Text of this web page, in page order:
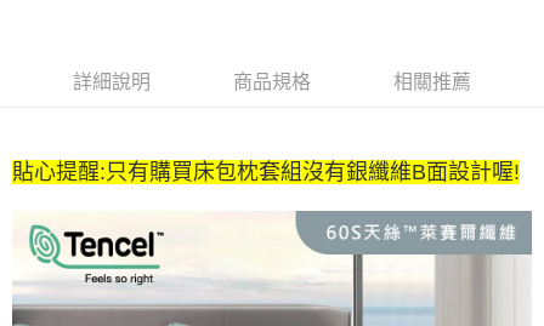
醒簡訊。
【注意事項】
1.本服務係由「台灣大哥大股份有限公司」（以下簡稱本公司）所提供，讓
用戶於交易時，得透過本服務購買商品或服務，並由商店將買賣／分期付款
買賣價金債權讓與本公司後，依約使用本公司帳單繳交帳款。
2.基於同意付款使用「大哥付你分期」之契約關係目的，商店將以您的個人
資料（包含姓名、電話或地址）提供予台灣大哥大進項蒐集、處理及利用，
由本公司與您本人進行分期帳單所需資料之確認、核對及更正。
3.完整用戶服務條款，請詳閱以下連結：
https://oppay.tw/userRule
１．於結帳方式選擇「AFTEE先享後付」後，將跳轉至「AFTEE先享後付」
ATM／網路銀行／等多元方式進行付款，方視為交易完成。
後付繳納相關費用。
※ 交易是否成功請以「AFTEE先享後付 」之結帳頁面顯示為準，若有關於
是否繳費成功／繳費後需取消欲退款等相關疑問，請聯繫「AFTEE先享後付
客戶支援中心」https://netprotections.freshdesk.com/support/home
萊爾富取貨付款
每筆NT$60，滿NT$990(含以上)免運費
付款後萊爾富取貨
每筆NT$60，滿NT$990(含以上)免運費
詳細說明 商品規格 相關推薦
貼心提醒:只有購買床包枕套組沒有銀纖維B面設計喔!